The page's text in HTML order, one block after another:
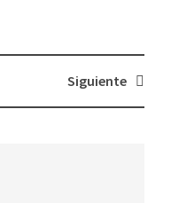
Siguiente